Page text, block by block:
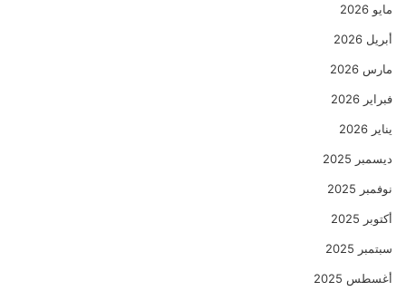
مايو 2026
أبريل 2026
مارس 2026
فبراير 2026
يناير 2026
ديسمبر 2025
نوفمبر 2025
أكتوبر 2025
سبتمبر 2025
أغسطس 2025